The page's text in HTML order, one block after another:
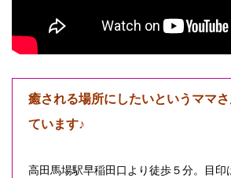
癒される場所にしたいというママ
ています♪
高田馬場駅早稲田口より徒歩５分。目印